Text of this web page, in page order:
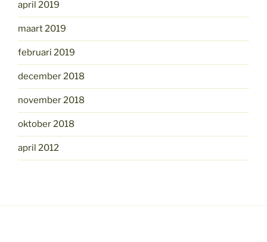
april 2019
maart 2019
februari 2019
december 2018
november 2018
oktober 2018
april 2012